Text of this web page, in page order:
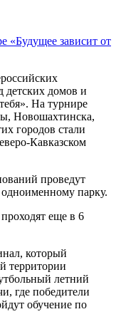
детских домов и
На турнире
Новошахтинска,
городов стали
Кавказском
проведут
парку.
еще в 6
который
территории
летний
где победители
обучение по